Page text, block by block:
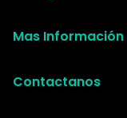
Mas Información
Contactanos